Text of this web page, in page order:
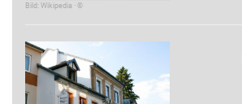
Bild: Wikipedia · ©